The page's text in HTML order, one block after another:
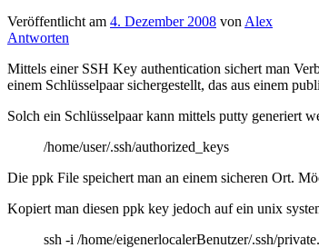
Veröffentlicht am 4. Dezember 2008 von Alex
Antworten
Mittels einer SSH Key authentication sichert man
einem Schlüsselpaar sichergestellt, das aus einem
Solch ein Schlüsselpaar kann mittels putty generiert
/home/user/.ssh/authorized_keys
Die ppk File speichert man an einem sicheren Ort.
Kopiert man diesen ppk key jedoch auf ein unix
ssh -i /home/eigenerlocalerBenutzer/.ssh/